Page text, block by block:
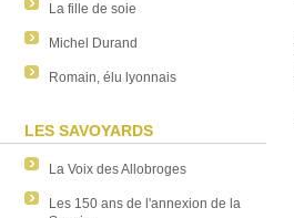
La fille de soie
Michel Durand
Romain, élu lyonnais
LES SAVOYARDS
La Voix des Allobroges
Les 150 ans de l'annexion de la